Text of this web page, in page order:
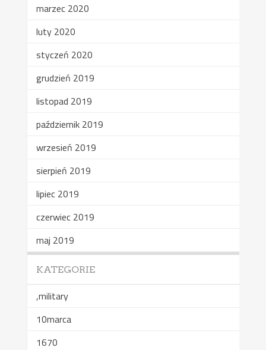
marzec 2020
luty 2020
styczeń 2020
grudzień 2019
listopad 2019
październik 2019
wrzesień 2019
sierpień 2019
lipiec 2019
czerwiec 2019
maj 2019
KATEGORIE
,military
10marca
1670